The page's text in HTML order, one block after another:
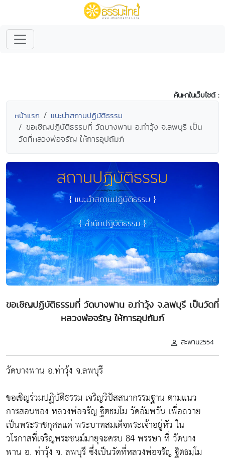
ค้นหาในเว็บไซต์ :
หน้าแรก แนะนำสถานปฏิบัติธรรม
ขอเชิญปฏิบัติธรรมที่ วัดบางพาน อ.ท่าวุ้ง จ.ลพบุรี เป็น
วัดที่หลวงพ่อจรัญ ให้การอุปถัมภ์
ขอเชิญปฏิบัติธรรมที่ วัดบางพาน อ.ท่าวุ้ง จ.ลพบุรี เป็นวัดที่
หลวงพ่อจรัญ ให้การอุปถัมภ์
สะพาน2554
วัดบางพาน อ.ท่าวุ้ง จ.ลพบุรี
ขอเชิญร่วมปฏิบัติธรรม เจริญวิปัสสนากรรมฐาน ตามแนว
การสอนของ หลวงพ่อจรัญ ฐิตธมฺโม วัดอัมพวัน เพื่อถวาย
เป็นพระราชกุศลแด่ พระบาทสมเด็จพระเจ้าอยู่หัว ใน
วโรกาสที่เจริญพระชนม์มายุจะครบ 84 พรรษา ที่ วัดบาง
พาน อ. ท่าวุ้ง จ. ลพบุรี ซึ่งเป็นวัดที่หลวงพ่อจรัญ ฐิตธมฺโม